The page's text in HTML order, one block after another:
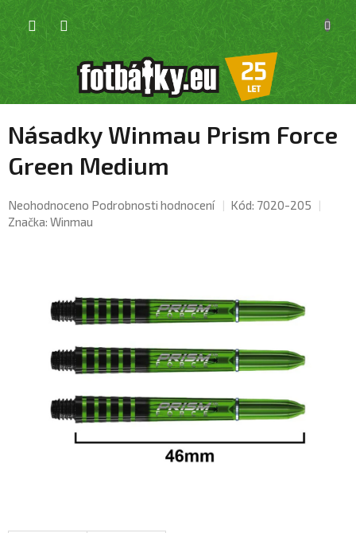
Přejít
obsah
KOŠÍK
Násadky Winmau Prism Force
Green Medium
Průměrné
hodnocení
hvězdiček.
Neohodnoceno Podrobnosti hodnocení Kód: 7020-205
Značka: Winmau